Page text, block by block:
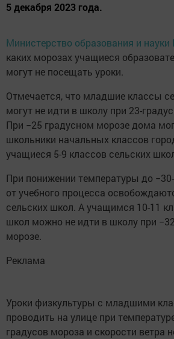
5 декабря 2023 года.
Министерство образования и науки
каких морозах учащиеся
могут не посещать уроки.
Отмечается, что младшие классы
могут не идти в школу при 23-
При −25 градусном морозе дома
школьники начальных классов
учащиеся 5-9 классов сельских
При понижении температуры до
от учебного процесса
сельских школ. А учащимся 10-11
школ можно не идти в школу при
морозе.
Реклама
Уроки физкультуры с младшими
проводить на улице при
градусов мороза и скорости ветра